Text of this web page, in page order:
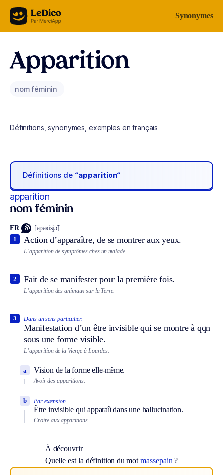
Aller au contenu Synonymes
Apparition
nom féminin
Définitions, synonymes, exemples en français
Définitions de “apparition“
apparition
nom féminin
FR [apaʀisjɔ̃]
Action d’apparaître, de se montrer aux yeux.
1
L’apparition de symptômes chez un malade.
Fait de se manifester pour la première fois.
2
L’apparition des animaux sur la Terre.
Dans un sens particulier.
Manifestation d’un être invisible qui se montre à qqn
sous une forme visible.
3
L’apparition de la Vierge à Lourdes.
Vision de la forme elle-même.
a
Avoir des apparitions.
Par extension.
Être invisible qui apparaît dans une hallucination.
b
Croire aux apparitions.
À découvrir
Quelle est la définition du motmassepain ?